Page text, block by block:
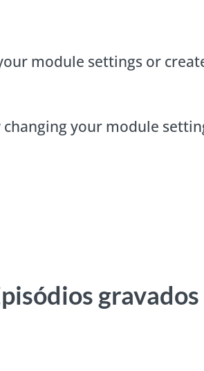
module settings or
your module
gravados